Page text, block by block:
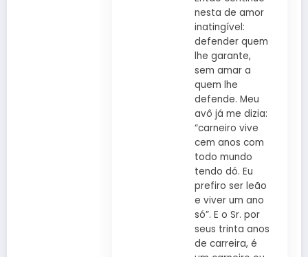
nesta de amor
inatingível:
defender quem
lhe garante,
sem amar a
quem lhe
defende. Meu
avô já me dizia:
“carneiro vive
cem anos com
todo mundo
tendo dó. Eu
prefiro ser leão
e viver um ano
só”. E o Sr. por
seus trinta anos
de carreira, é